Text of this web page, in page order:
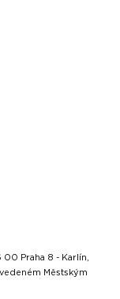
Praha 8 - Karlín,
Městským